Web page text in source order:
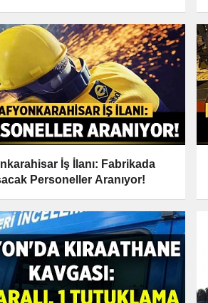
İş İlanı: Fabrikada
Personeller Aranıyor!